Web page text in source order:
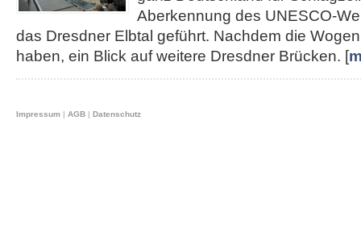
Aberkennung des UNESCO-
das Dresdner Elbtal geführt. Nachdem die
haben, ein Blick auf weitere Dresdner Brücken. [
Impressum | AGB | Datenschutz